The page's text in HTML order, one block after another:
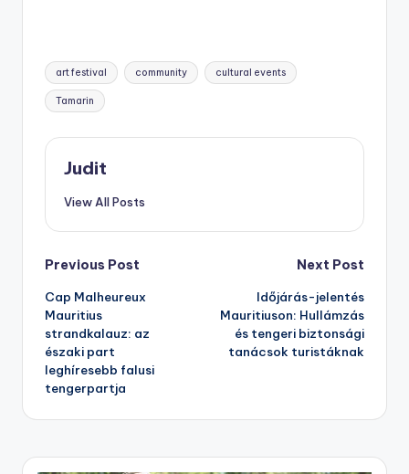
Tags:
art festival community cultural events
Tamarin
Judit
View All Posts
Post
navigation
Previous Post
Cap Malheureux
Mauritius
strandkalauz: az
északi part
leghíresebb falusi
tengerpartja
Next Post
Időjárás-jelentés
Mauritiuson: Hullámzás
és tengeri biztonsági
tanácsok turistáknak